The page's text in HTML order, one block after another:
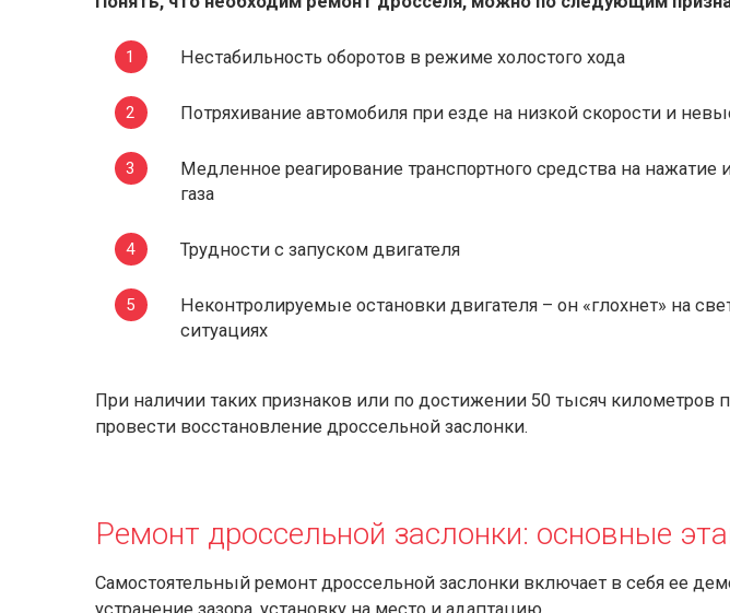
Нестабильность оборотов в режиме холостого хода
Потряхивание автомобиля при езде на низкой скорости и
Медленное реагирование транспортного средства на нажатие
газа
Трудности с запуском двигателя
Неконтролируемые остановки двигателя – он «глохнет» на
ситуациях
При наличии таких признаков или по достижении 50 тысяч километров
провести восстановление дроссельной заслонки.
Ремонт дроссельной заслонки: основные
Самостоятельный ремонт дроссельной заслонки включает в себя ее